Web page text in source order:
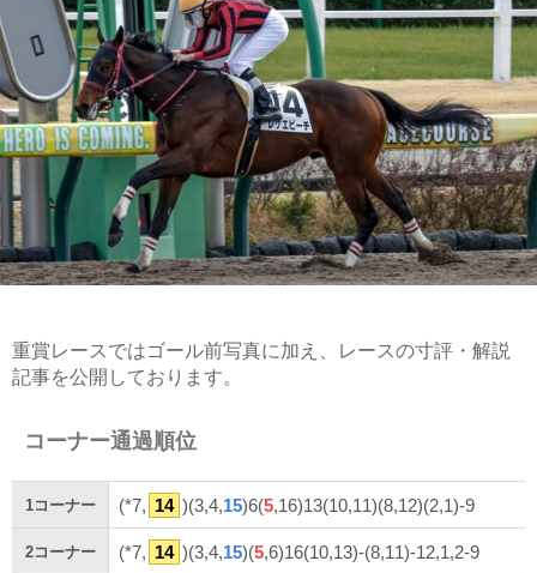
重賞レースではゴール前写真に加え、レースの寸評・解説
記事を公開しております。
コーナー通過順位
1コーナー (*7, 14 )(3,4,15)6(5,16)13(10,11)(8,12)(2,1)-9
2コーナー (*7, 14 )(3,4,15)(5,6)16(10,13)-(8,11)-12,1,2-9